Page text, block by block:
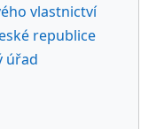
vlastnictví
republice
úřad